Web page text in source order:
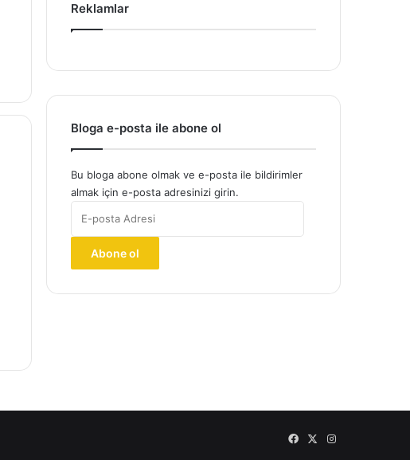
Reklamlar
Bloga e-posta ile abone ol
Bu bloga abone olmak ve e-posta ile bildirimler
almak için e-posta adresinizi girin.
posta
Abone ol
Facebook
X Instagram